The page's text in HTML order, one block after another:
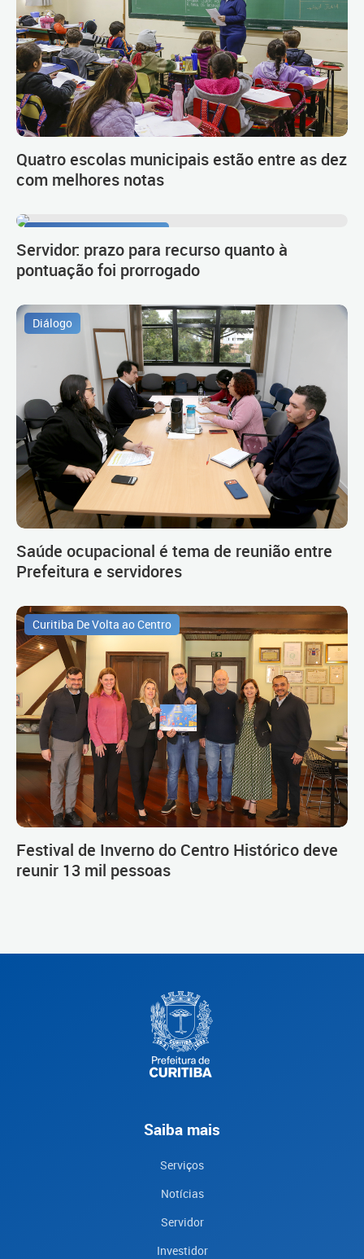
Quatro escolas municipais estão entre as dez
com melhores notas
Servidor: prazo para recurso quanto à
pontuação foi prorrogado
Diálogo
Saúde ocupacional é tema de reunião entre
Prefeitura e servidores
Curitiba De Volta ao Centro
Festival de Inverno do Centro Histórico deve
reunir 13 mil pessoas
Saiba mais
Serviços
Notícias
Servidor
Investidor